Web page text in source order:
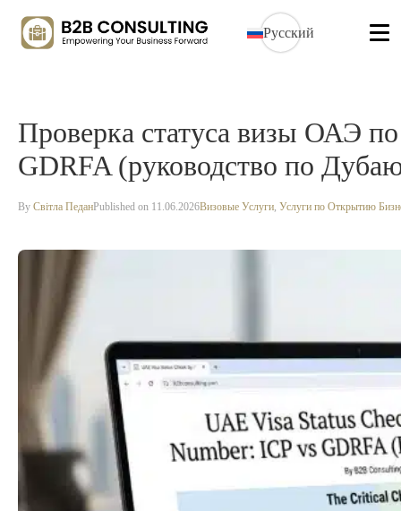
Русский
Проверка статуса визы ОАЭ
GDRFA (руководство по
By Світла ПеданPublished on 11.06.2026Визовые Услуги, Услуги по Открытию